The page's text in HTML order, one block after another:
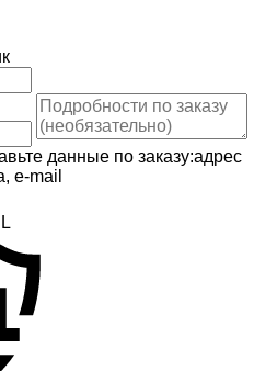
данные по заказу:адрес
e-mail